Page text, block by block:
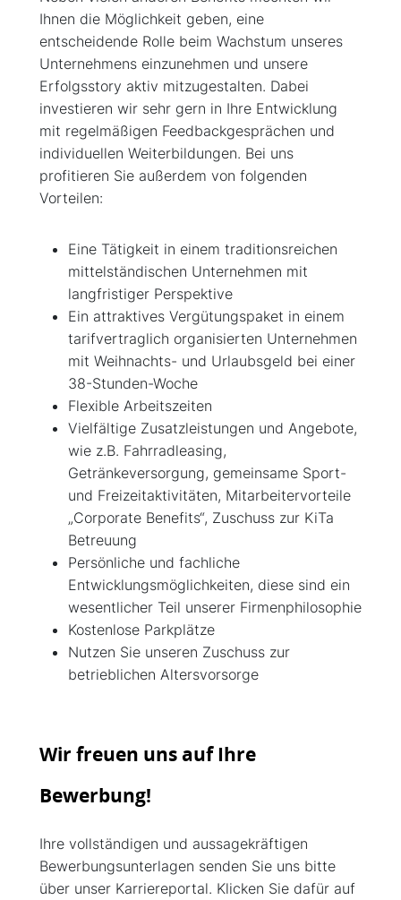
Ihnen die Möglichkeit geben, eine
entscheidende Rolle beim Wachstum unseres
Unternehmens einzunehmen und unsere
Erfolgsstory aktiv mitzugestalten. Dabei
investieren wir sehr gern in Ihre Entwicklung
mit regelmäßigen Feedbackgesprächen und
individuellen Weiterbildungen. Bei uns
profitieren Sie außerdem von folgenden
Vorteilen:
Eine Tätigkeit in einem traditionsreichen
mittelständischen Unternehmen mit
langfristiger Perspektive
Ein attraktives Vergütungspaket in einem
tarifvertraglich organisierten Unternehmen
mit Weihnachts- und Urlaubsgeld bei einer
38-Stunden-Woche
Flexible Arbeitszeiten
Vielfältige Zusatzleistungen und Angebote,
wie z.B. Fahrradleasing,
Getränkeversorgung, gemeinsame Sport-
und Freizeitaktivitäten, Mitarbeitervorteile
„Corporate Benefits“, Zuschuss zur KiTa
Betreuung
Persönliche und fachliche
Entwicklungsmöglichkeiten, diese sind ein
wesentlicher Teil unserer Firmenphilosophie
Kostenlose Parkplätze
Nutzen Sie unseren Zuschuss zur
betrieblichen Altersvorsorge
Wir freuen uns auf Ihre
Bewerbung!
Ihre vollständigen und aussagekräftigen
Bewerbungsunterlagen senden Sie uns bitte
über unser Karriereportal. Klicken Sie dafür auf